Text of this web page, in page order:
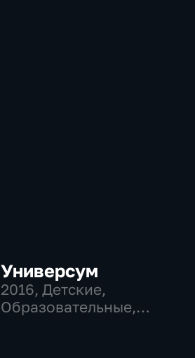
Универсум
2016, Детские,
Образовательные,